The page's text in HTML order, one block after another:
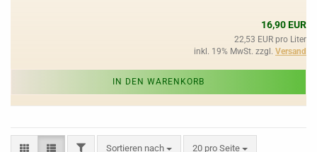
16,90 EUR
22,53 EUR pro Liter
inkl. 19% MwSt. zzgl. Versand
IN DEN WARENKORB
FILTERSortieren nach
Sortieren nach 20 pro Seite
pro Seite